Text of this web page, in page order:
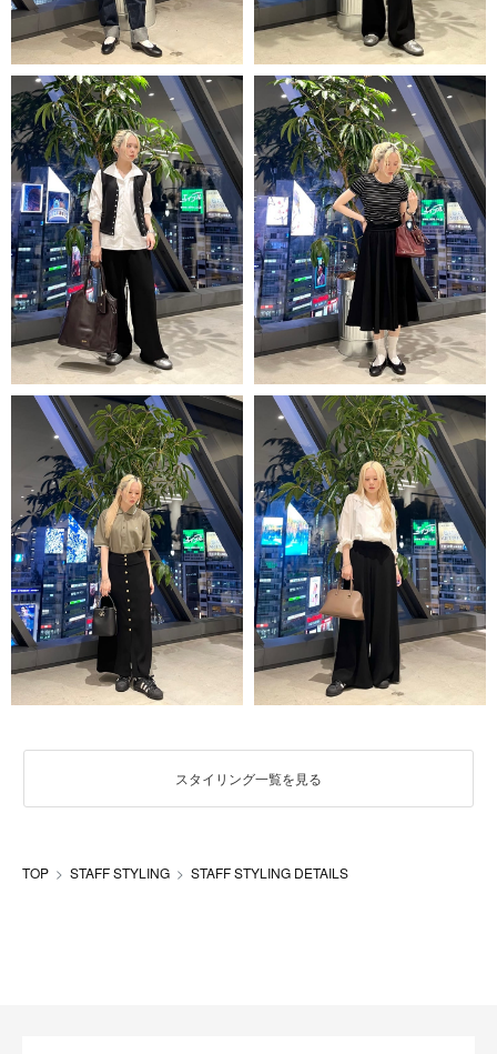
スタイリング一覧を見る
TOP STAFF STYLING STAFF STYLING DETAILS